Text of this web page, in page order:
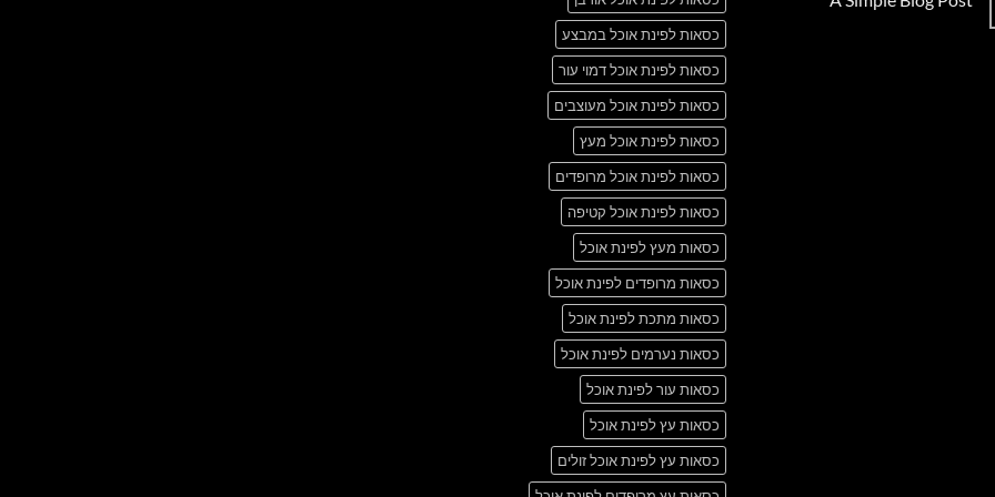
כסאות לפינת אוכל במבצע
כסאות לפינת אוכל דמוי עור
כסאות לפינת אוכל מעוצבים
כסאות לפינת אוכל מעץ
כסאות לפינת אוכל מרופדים
כסאות לפינת אוכל קטיפה
כסאות מעץ לפינת אוכל
כסאות מרופדים לפינת אוכל
כסאות מתכת לפינת אוכל
כסאות נערמים לפינת אוכל
כסאות עור לפינת אוכל
כסאות עץ לפינת אוכל
כסאות עץ לפינת אוכל זולים